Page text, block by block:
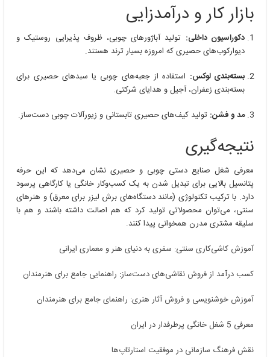
بازار کار و درآمدزایی
دکوراسیون داخلی: تولید آباژورهای چوبی، ظروف پذیرایی روستیک و
دیوارکوب‌های حصیری که امروزه بسیار ترند هستند.
بسته‌بندی لوکس: استفاده از جعبه‌های چوبی یا سبدهای حصیری برای
بسته‌بندی زعفران، آجیل و هدایای شرکتی.
مد و فشن: تولید کیف‌های حصیری تابستانی و زیورآلات چوبی دست‌ساز.
نتیجه‌گیری
معرفی شغل صنایع دستی چوبی و حصیری نشان می‌دهد که این حرفه
پتانسیل بالایی برای تبدیل شدن به یک کسب‌وکار خانگی یا کارگاهی پرسود
دارد. با ترکیب تکنولوژی (مانند دستگاه‌های برش لیزر برای معرق) و هنرهای
سنتی، می‌توان محصولاتی تولید کرد که هم اصالت داشته باشند و هم با
سلیقه مشتری مدرن همخوانی پیدا کنند.
آموزش کاشی‌کاری سنتی: سفری به دنیای هنر و معماری ایرانی
کسب درآمد از فروش نقاشی‌های دست‌ساز: راهنمایی جامع برای هنرمندان
آموزش خوشنویسی و فروش آثار هنری: راهنمای جامع برای هنرمندان
معرفی 5 شغل خانگی پرطرفدار در ایران
نقش فرهنگ سازمانی در موفقیت استارتاپ‌ها